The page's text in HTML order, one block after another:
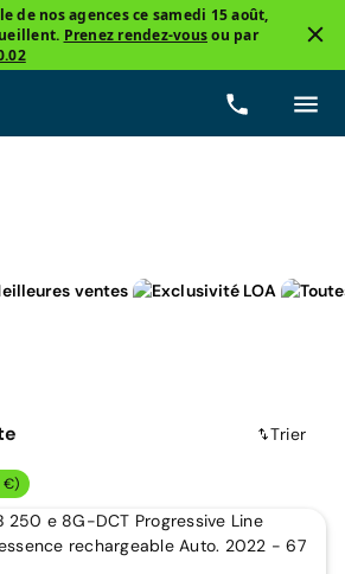
de nos agences ce samedi 15 août,
Prenez rendez-vousou par
Prix
Trier
€)